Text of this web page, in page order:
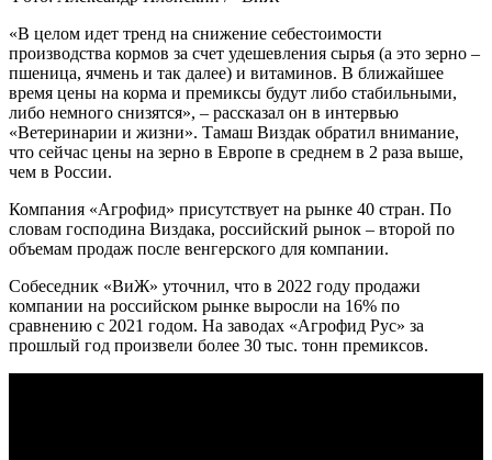
«В целом идет тренд на снижение себестоимости
производства кормов за счет удешевления сырья (а это зерно –
пшеница, ячмень и так далее) и витаминов. В ближайшее
время цены на корма и премиксы будут либо стабильными,
либо немного снизятся», – рассказал он в интервью
«Ветеринарии и жизни». Тамаш Виздак обратил внимание,
что сейчас цены на зерно в Европе в среднем в 2 раза выше,
чем в России.
Компания «Агрофид» присутствует на рынке 40 стран. По
словам господина Виздака, российский рынок – второй по
объемам продаж после венгерского для компании.
Собеседник «ВиЖ» уточнил, что в 2022 году продажи
компании на российском рынке выросли на 16% по
сравнению с 2021 годом. На заводах «Агрофид Рус» за
прошлый год произвели более 30 тыс. тонн премиксов.